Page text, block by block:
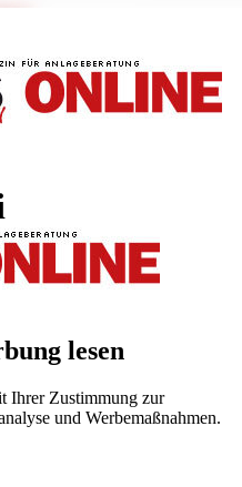
lesen
Ihrer Zustimmung zur
und Werbemaßnahmen.